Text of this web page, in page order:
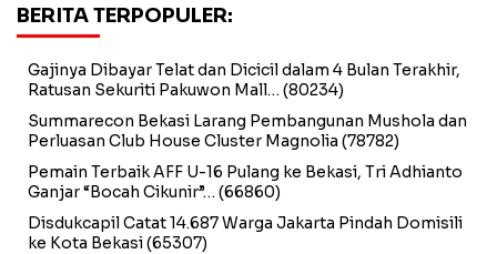
BERITA TERPOPULER:
Gajinya Dibayar Telat dan Dicicil dalam 4 Bulan Terakhir,
Ratusan Sekuriti Pakuwon Mall… (80234)
Summarecon Bekasi Larang Pembangunan Mushola dan
Perluasan Club House Cluster Magnolia (78782)
Pemain Terbaik AFF U-16 Pulang ke Bekasi, Tri Adhianto
Ganjar “Bocah Cikunir”… (66860)
Disdukcapil Catat 14.687 Warga Jakarta Pindah Domisili
ke Kota Bekasi(65307)